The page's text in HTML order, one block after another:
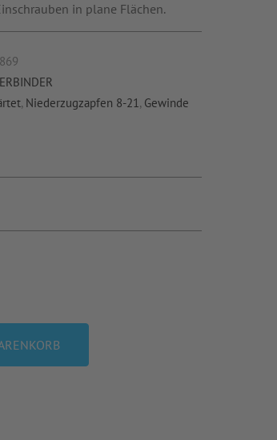
in plane Flächen.
, Niederzugzapfen 8-21, Gewinde